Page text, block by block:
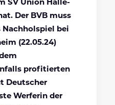
SV Union Halle-
Der BVB muss
bei
(22.05.24)
profitierten
Deutscher
Werferin der